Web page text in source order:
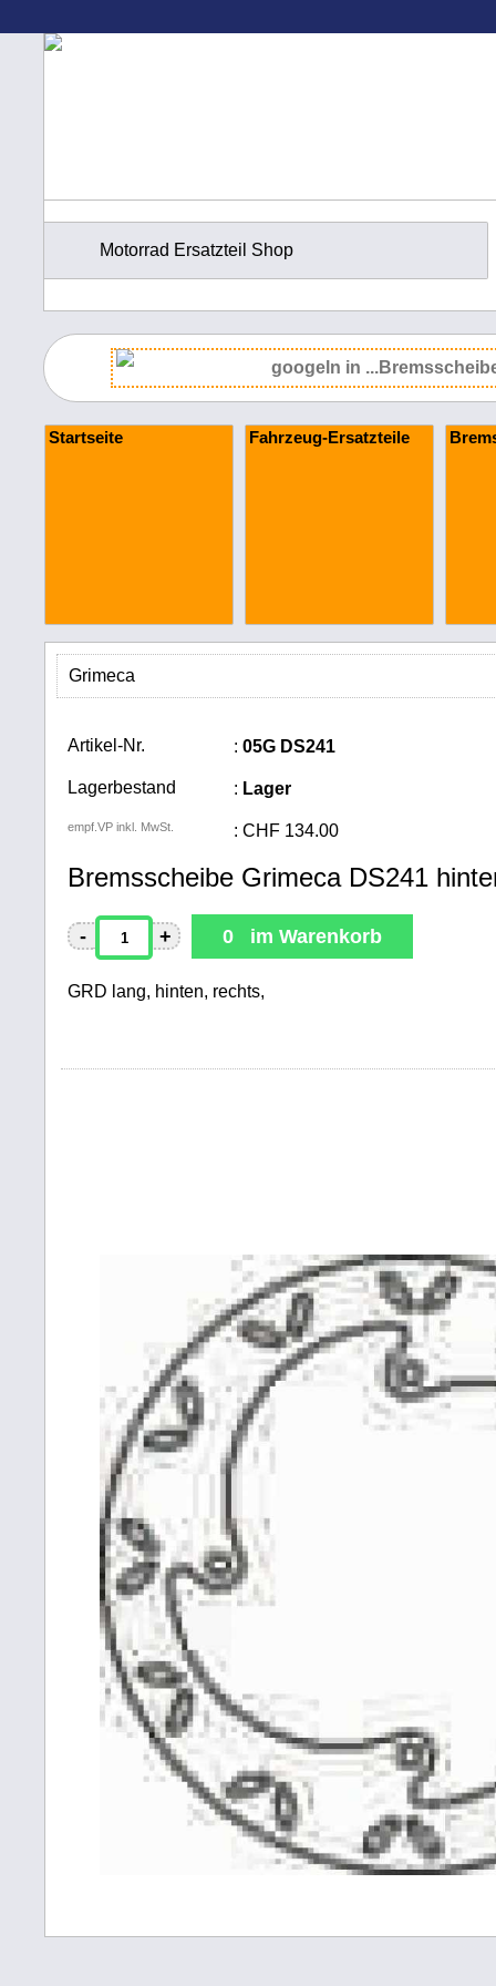
Motorrad Ersatzteil Shop
Startseite Fahrzeug-Ersatzteile
Grimeca
Artikel-Nr. : 05G DS241
Lagerbestand : Lager
empf.VP inkl. MwSt. : CHF 134.00
Bremsscheibe Grimeca DS241
- + 0 im Warenkorb
GRD lang, hinten, rechts,